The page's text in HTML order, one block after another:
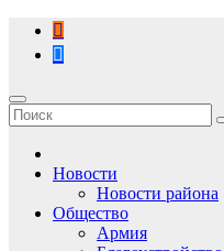
Перейти
содержимому
Новости
Новости района
Общество
Армия